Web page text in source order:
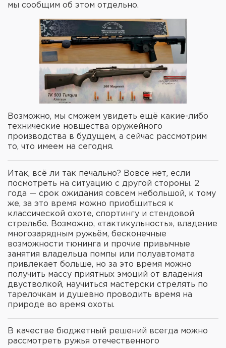
мы сообщим об этом отдельно.
Возможно, мы сможем увидеть ещё какие-либо
технические новшества оружейного
производства в будущем, а сейчас рассмотрим
то, что имеем на сегодня.
Итак, всё ли так печально? Вовсе нет, если
посмотреть на ситуацию с другой стороны. 2
года — срок ожидания совсем небольшой, к тому
же, за это время можно приобщиться к
классической охоте, спортингу и стендовой
стрельбе. Возможно, «тактикульность», владение
многозарядным ружьём, бесконечные
возможности тюнинга и прочие привычные
занятия владельца помпы или полуавтомата
привлекает больше, но за это время можно
получить массу приятных эмоций от владения
двустволкой, научиться мастерски стрелять по
тарелочкам и душевно проводить время на
природе во время охоты.
В качестве бюджетный решений всегда можно
рассмотреть ружья отечественного